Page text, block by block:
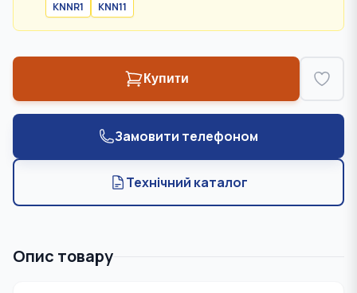
KNNR1 KNN11
Купити
Замовити телефоном
Технічний каталог
Опис товару